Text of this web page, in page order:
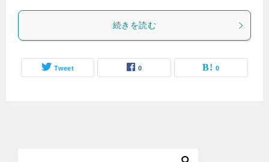
続きを読む
Tweet 0 0